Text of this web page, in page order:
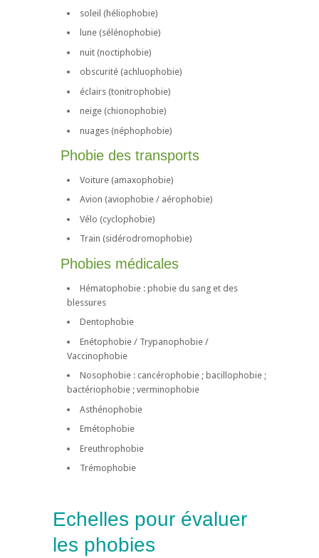
soleil (héliophobie)
lune (sélénophobie)
nuit (noctiphobie)
obscurité (achluophobie)
éclairs (tonitrophobie)
neige (chionophobie)
nuages (néphophobie)
Phobie des transports
Voiture (amaxophobie)
Avion (aviophobie / aérophobie)
Vélo (cyclophobie)
Train (sidérodromophobie)
Phobies médicales
Hématophobie : phobie du sang et des
blessures
Dentophobie
Enétophobie / Trypanophobie /
Vaccinophobie
Nosophobie : cancérophobie ; bacillophobie ;
bactériophobie ; verminophobie
Asthénophobie
Emétophobie
Ereuthrophobie
Trémophobie
Echelles pour évaluer
les phobies